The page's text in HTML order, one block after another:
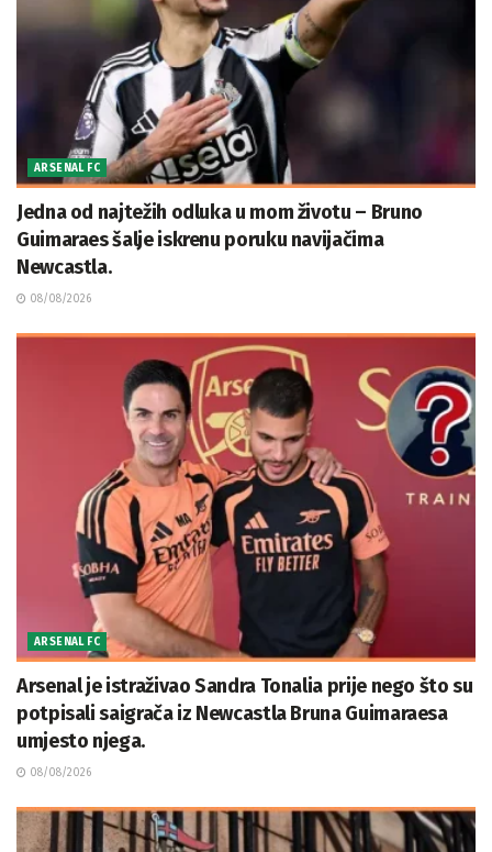
ARSENAL FC
Jedna od najtežih odluka u mom životu – Bruno
Guimaraes šalje iskrenu poruku navijačima
Newcastla.
08/08/2026
ARSENAL FC
Arsenal je istraživao Sandra Tonalia prije nego što su
potpisali saigrača iz Newcastla Bruna Guimaraesa
umjesto njega.
08/08/2026